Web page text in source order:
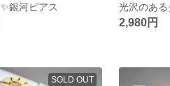
銀河ピアス
2,980円
SOLD OUT